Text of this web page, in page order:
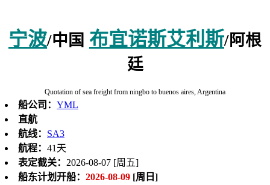
宁波/中国 布宜诺斯艾利斯/阿根
廷
Quotation of sea freight from ningbo to buenos aires, Argentina
船公司： YML
直航
航线： SA3
航程： 41天
表定截关： 2026-08-07 [周五]
船东计划开船： 2026-08-09 [周日]